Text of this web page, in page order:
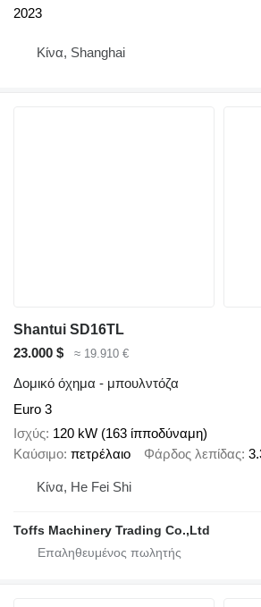
2023
Κίνα, Shanghai
Shantui SD16TL
23.000 $
≈ 19.910 €
Δομικό όχημα - μπουλντόζα
Euro 3
Ισχύς 120 kW (163 ίπποδύναμη)
Καύσιμο πετρέλαιο Φάρδος λεπίδας
Κίνα, He Fei Shi
Toffs Machinery Trading Co.,Ltd